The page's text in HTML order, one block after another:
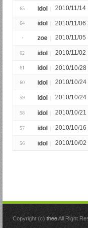
65 idol 2010/11/14
64 idol 2010/11/06
zoe 2010/11/05
62 idol 2010/11/02
61 idol 2010/10/28
60 idol 2010/10/24
59 idol 2010/10/24
58 idol 2010/10/21
57 idol 2010/10/16
56 idol 2010/10/02
Copyright (c) theeAll Right